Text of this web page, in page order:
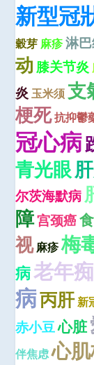
新型冠
穀芽 麻疹淋
动 膝关节炎
炎 玉米须 支
梗死抗抑鬱
冠心病
青光眼
尔茨海默病
障宫颈癌
视 麻疹梅
病老年
病丙肝新
赤小豆心脏
伴焦虑心